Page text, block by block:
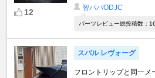
12 智パパODJC
パーツレビュー総投稿数：
スバル レヴォーグ
フロントリップと同一メ